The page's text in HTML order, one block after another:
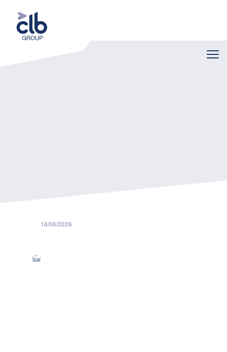
18/06/2026
anciënniteit van minder
dan zes maanden voor